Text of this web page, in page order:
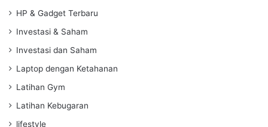
HP & Gadget Terbaru
Investasi & Saham
Investasi dan Saham
Laptop dengan Ketahanan
Latihan Gym
Latihan Kebugaran
lifestyle